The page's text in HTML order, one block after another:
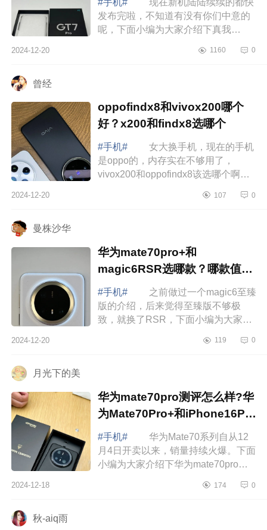
发布完啦，不知道有没有你们中意的
呢，下面小编为大家介绍下真我
吗 真我gt7pro测评怎么样 十
2024-12-20 1160 0
曾经
oppofindx8和vivox200哪个
好？x200和findx8选哪个
#手机#
女大换手机，现在的手机
是oppo的，内存实在不够用了，
vivox200和oppofindx8该选哪个啊，
oppofindx8和vivox200哪个好？x200
2024-12-20 107 0
曼株沙华
华为mate70pro+和
magic6RSR选哪款？哪款值得
入手
#手机#
之前做过一个magic6至臻
版的介绍，后来觉得至臻版不够极
致，就换了RSR，下面小编为大家介
选哪款？哪款值得入手 华为
2024-12-20 119 0
月光下的美
华为mate70pro测评怎么样?华
为Mate70Pro+和iPhone16Pro
哪款拍照好
#手机#
华为Mate70系列自从12
月4日开卖以来，销量持续火爆。下面
小编为大家介绍下华为mate70pro测
iPhone16Pro哪款拍照好 华为
2024-12-18 174 0
秋-aiq雨